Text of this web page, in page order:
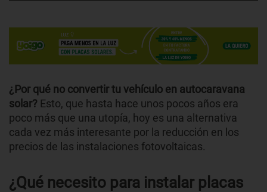
¿Por qué no convertir tu vehículo en autocaravana
solar? Esto, que hasta hace unos pocos años era
poco más que una utopía, hoy es una alternativa
cada vez más interesante por la reducción en los
precios de las instalaciones fotovoltaicas.
¿Qué necesito para instalar placas